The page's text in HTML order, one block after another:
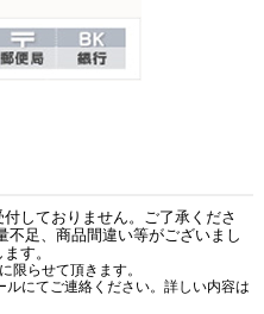
しておりません。ご了承くださ
不足、商品間違い等がございまし
す。
限らせて頂きます。
にてご連絡ください。詳しい内容は